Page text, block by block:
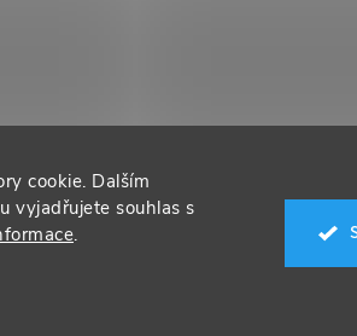
cookie. Dalším
vyjadřujete souhlas s
.